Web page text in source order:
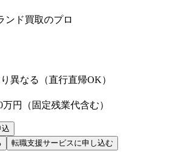
ンド買取のプロ
異なる（直行直帰OK）
万円（固定残業代含む）
転職支援サービスに申し込む